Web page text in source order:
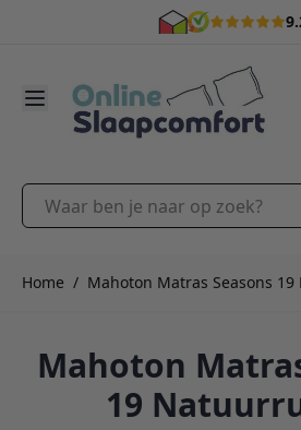
Waar ben je naar op zoek?
Home / Mahoton Matras Seasons
Mahoton
19